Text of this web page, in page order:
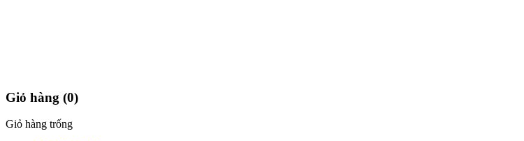
Giỏ hàng (0)
Giỏ hàng trống